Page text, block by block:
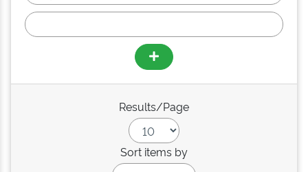
Results/Page
Sort items by